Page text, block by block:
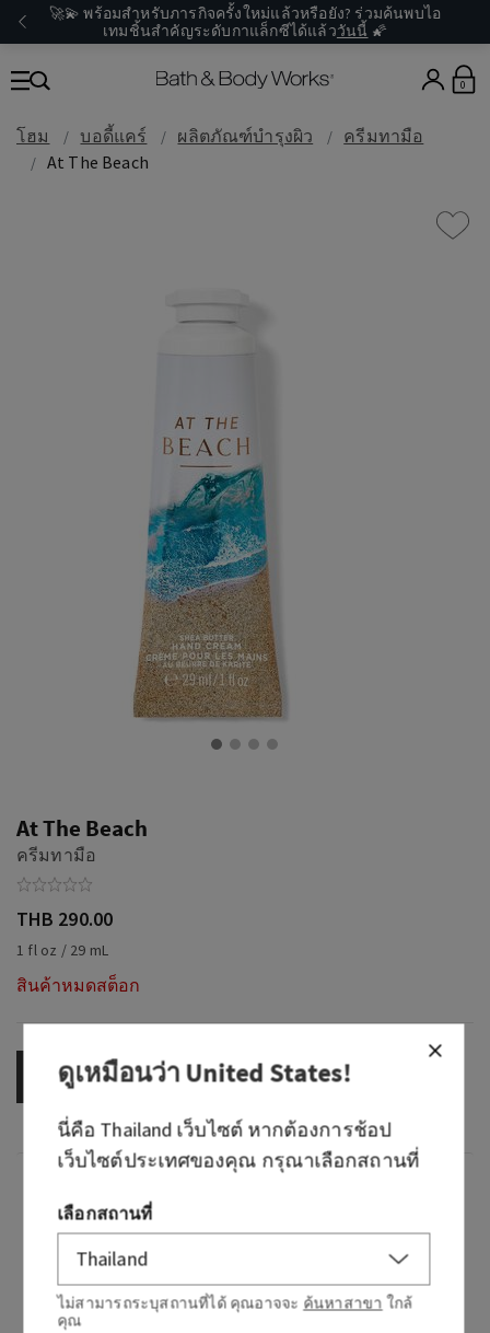
🚀💫 พร้อมสำหรับภารกิจครั้งใหม่แล้วหรือยัง? ร่วมค้นพบไอ
เทมชิ้นสำคัญระดับกาแล็กซีได้แล้ววันนี้ 🌠
0
โฮม บอดี้แคร์ ผลิตภัณฑ์บำรุงผิว
ครีมทามือ
At The Beach
At The Beach
ครีมทามือ
THB 290.00
1 fl oz / 29 mL
สินค้าหมดสต็อก
OUT OF STOCK
What it smells like: the perfect beach day (sand,
Fragrance notes: white frangipani blossoms,
ดูเหมือนว่าUnited States!
นี่คือ Thailand เว็บไซต์ หากต้องการช้อป
เว็บไซต์ประเทศของคุณ กรุณาเลือกสถานที่
เลือกสถานที่
ไม่สามารถระบุสถานที่ได้ คุณอาจจะ ค้นหาสาขา ใกล้
คุณ